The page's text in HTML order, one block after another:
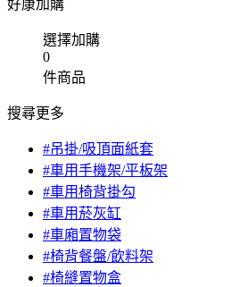
好康加購
選擇加購
0
件商品
搜尋更多
#吊掛/吸頂面紙套
#車用手機架/平板架
#車用椅背掛勾
#車用菸灰缸
#車廂置物袋
#椅背餐盤/飲料架
#椅縫置物盒